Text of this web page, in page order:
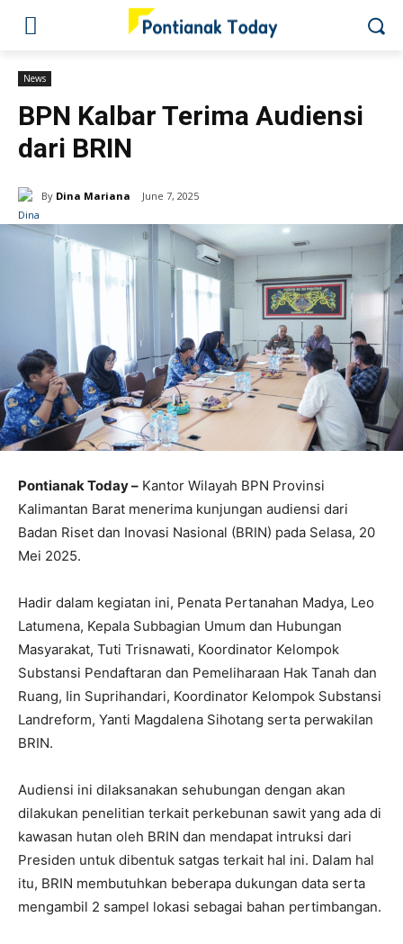
News
BPN Kalbar Terima Audiensi
dari BRIN
By Dina Mariana June 7, 2025
Pontianak Today – Kantor Wilayah BPN Provinsi
Kalimantan Barat menerima kunjungan audiensi dari
Badan Riset dan Inovasi Nasional (BRIN) pada Selasa, 20
Mei 2025.
Hadir dalam kegiatan ini, Penata Pertanahan Madya, Leo
Latumena, Kepala Subbagian Umum dan Hubungan
Masyarakat, Tuti Trisnawati, Koordinator Kelompok
Substansi Pendaftaran dan Pemeliharaan Hak Tanah dan
Ruang, Iin Suprihandari, Koordinator Kelompok Substansi
Landreform, Yanti Magdalena Sihotang serta perwakilan
BRIN.
Audiensi ini dilaksanakan sehubungan dengan akan
dilakukan penelitian terkait perkebunan sawit yang ada di
kawasan hutan oleh BRIN dan mendapat intruksi dari
Presiden untuk dibentuk satgas terkait hal ini. Dalam hal
itu, BRIN membutuhkan beberapa dukungan data serta
mengambil 2 sampel lokasi sebagai bahan pertimbangan.